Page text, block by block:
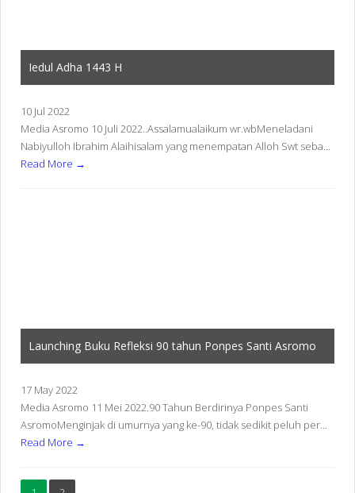
Iedul Adha 1443 H
10 Jul 2022
Media Asromo 10 Juli 2022..Assalamualaikum wr.wbMeneladani
Nabiyulloh Ibrahim Alaihisalam yang menempatan Alloh Swt seba...
Read More →
Launching Buku Refleksi 90 tahun Ponpes Santi Asromo
17 May 2022
Media Asromo 11 Mei 2022.90 Tahun Berdirinya Ponpes Santi
AsromoMenginjak di umurnya yang ke-90, tidak sedikit peluh per...
Read More →